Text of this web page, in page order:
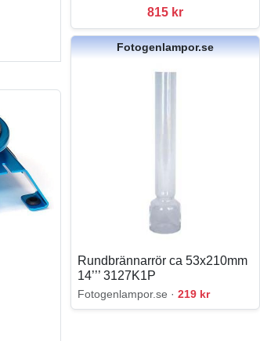
815 kr
Fotogenlampor.se
Rundbrännarrör ca 53x210mm
14’’’ 3127K1P
Fotogenlampor.se ·219 kr